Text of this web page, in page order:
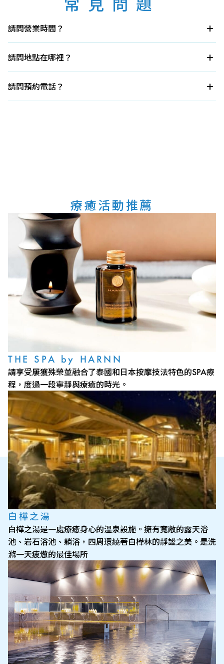
請問營業時間？
星期六及日本法定假日前一天 13:00～23:00（最后接待时
间22:00）
請問地點在哪裡？
安比高原全日空皇冠假日度假村 B1F 奧林匹亞休閒室
請問預約電話？
ANA皇冠假日度假村安比高原前台（內線7號） 0195-73-
療癒活動推薦
THE SPA by HARNN
請享受屢獲殊榮並融合了泰國和日本按摩技法特色的SPA療
程，度過一段寧靜與療癒的時光。
白樺之湯
白樺之湯是一處療癒身心的溫泉設施。擁有寬敞的露天浴
池、岩石浴池、躺浴，四周環繞著白樺林的靜謐之美。是洗
滌一天疲憊的最佳場所